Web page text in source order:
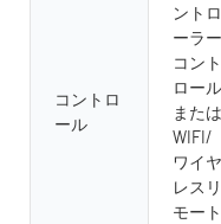
コントロ
ール
ントロ
ーラー
コント
ロール
または
WIFI/
ワイヤ
レスリ
モート